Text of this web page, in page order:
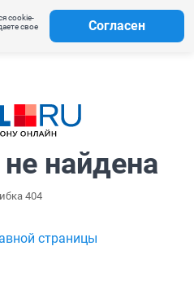
cookie-
свое
Согласен
найдена
404
страницы